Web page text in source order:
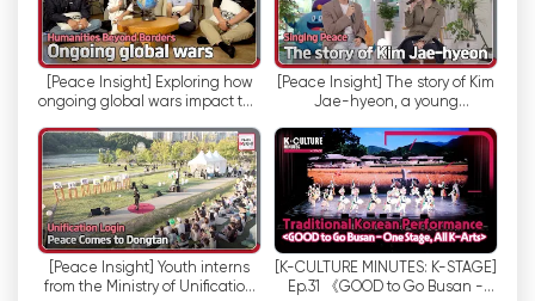
축제, 유명 인사 독점 인터뷰 등 다양한 콘텐츠를 제
공합니다. 이를 통해 시청자들은 다양한 관심사와 취
향에 맞는 다양한 콘텐츠를 접할 수 있습니다.
함으로써 지리적 장벽을 효과적으로 허물고 세계 곳
곳의 사람들이 한국 문화와 예술의 풍요로움을 경험
할 수 있도록 지원하고 있습니다. 전통 음악 공연, 요
리 시연, 한국의 아름다움을 담은 여행 다큐멘터리
등 시청자들은 이제 장소에 구애받지 않고 매혹적인
순간을 실시간으로 감상할 수 있습니다.
[Peace Insight] Exploring how
ongoing global wars impact the
Korean...
[Peace Insight] The story of Kim
Jae-hyeon, a young
unified...
[Peace Insight] Youth interns
from the Ministry of Unification
[K-CULTURE MINUTES: K-STAGE]
Ep.31 《GOOD to Go Busan -